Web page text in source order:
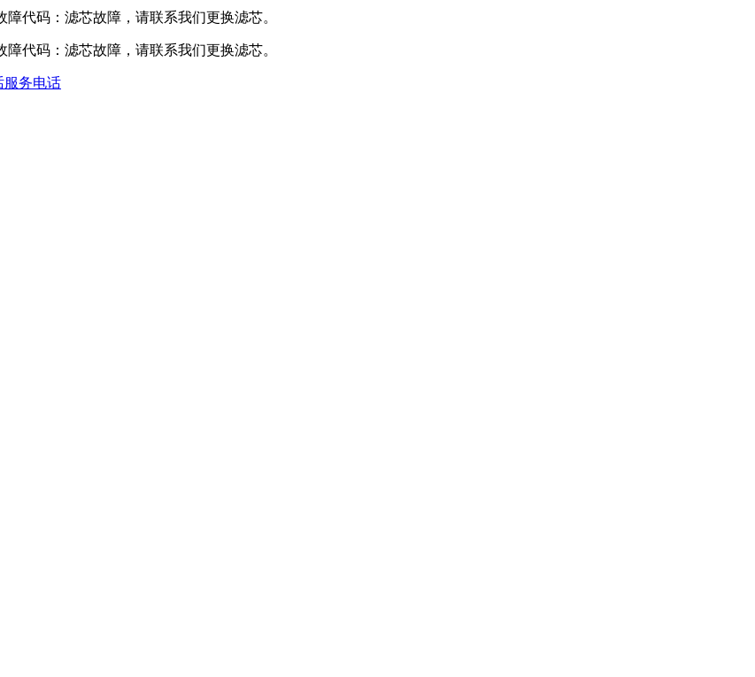
障代码：滤芯故障，请联系我们更换滤芯。
障代码：滤芯故障，请联系我们更换滤芯。
服务电话